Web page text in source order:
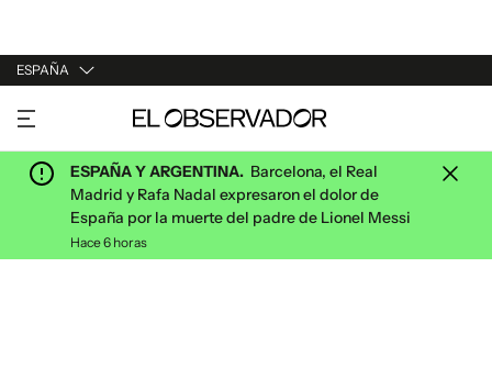
ESPAÑA
URUGUAY
ARGENTINA
ESPAÑA
ESTADOS UNIDOS
ESPAÑA Y ARGENTINA. Barcelona, el Real
Madrid y Rafa Nadal expresaron el dolor de
España por la muerte del padre de Lionel Messi
Hace 6 horas